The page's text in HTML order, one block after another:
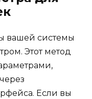
вашей системы
Этот метод
Если вы